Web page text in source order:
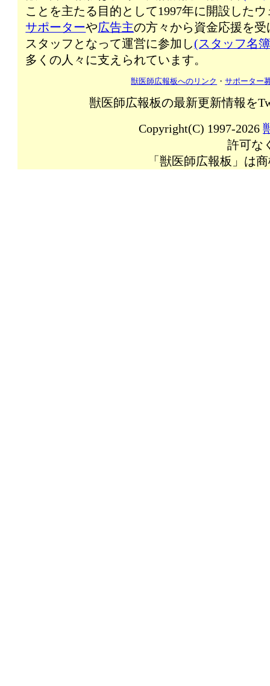
ことを主たる目的として1997年に開設した
サポーターや広告主の方々から資金応援を受
スタッフとなって運営に参加し(スタッフ名
多くの人々に支えられています。
獣医師広報板へのリンク ・サポーター
獣医師広報板の最新更新情報を
Copyright(C) 1997-2026
許可な
「獣医師広報板」は